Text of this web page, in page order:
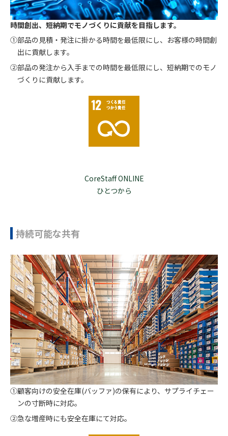
時間創出、短納期でモノづくりに貢献を目指します。
①部品の見積・発注に掛かる時間を最低限にし、お客様の時間創
出に貢献します。
②部品の発注から入手までの時間を最低限にし、短納期でのモノ
づくりに貢献します。
CoreStaff ONLINE
ひとつから
持続可能な共有
①顧客向けの安全在庫(バッファ)の保有により、サプライチェー
ンの寸断時に対応。
②急な増産時にも安全在庫にて対応。